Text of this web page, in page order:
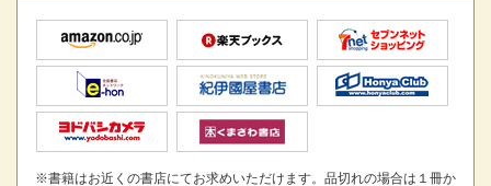
※書籍はお近くの書店にてお求めいただけます。品切れの場合は１冊か